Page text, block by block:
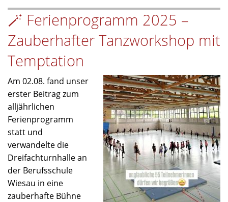
70.
Geburtstag
🪄 Ferienprogramm 2025 –
Zauberhafter Tanzworkshop mit
Temptation
Am 02.08. fand unser
erster Beitrag zum
alljährlichen
Ferienprogramm
statt und
verwandelte die
Dreifachturnhalle an
der Berufsschule
Wiesau in eine
zauberhafte Bühne